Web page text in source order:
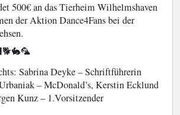
500€ an das Tierheim Wilhelmshaven
der Aktion Dance4Fans bei der
Sabrina Deyke – Schriftführerin
– McDonald’s, Kerstin Ecklund
Kunz – 1.Vorsitzender